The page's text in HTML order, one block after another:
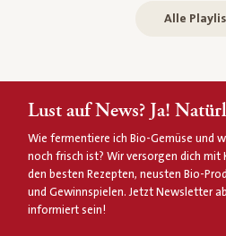
Alle
Lust auf News? Ja!
Wie fermentiere ich Bio-Gemüse und
noch frisch ist? Wir versorgen dich mit
den besten Rezepten, neusten Bio-
und Gewinnspielen. Jetzt Newsletter
informiert sein!